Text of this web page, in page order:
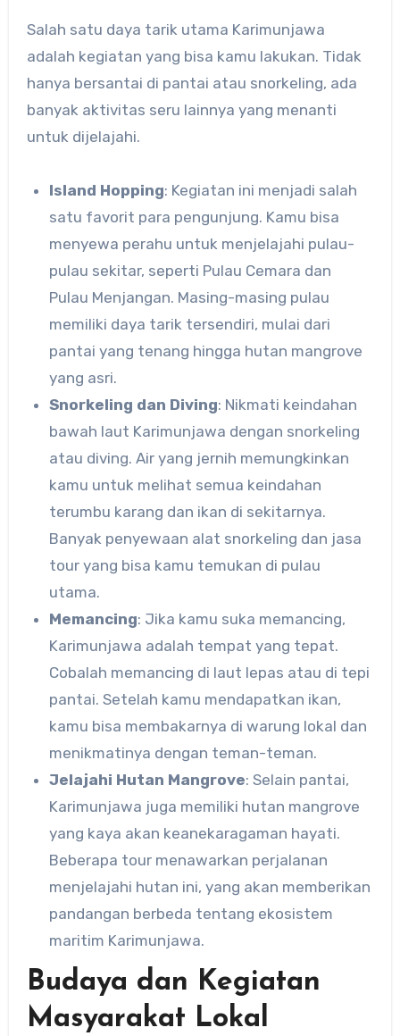
Salah satu daya tarik utama Karimunjawa
adalah kegiatan yang bisa kamu lakukan. Tidak
hanya bersantai di pantai atau snorkeling, ada
banyak aktivitas seru lainnya yang menanti
untuk dijelajahi.
Island Hopping: Kegiatan ini menjadi salah
satu favorit para pengunjung. Kamu bisa
menyewa perahu untuk menjelajahi pulau-
pulau sekitar, seperti Pulau Cemara dan
Pulau Menjangan. Masing-masing pulau
memiliki daya tarik tersendiri, mulai dari
pantai yang tenang hingga hutan mangrove
yang asri.
Snorkeling dan Diving: Nikmati keindahan
bawah laut Karimunjawa dengan snorkeling
atau diving. Air yang jernih memungkinkan
kamu untuk melihat semua keindahan
terumbu karang dan ikan di sekitarnya.
Banyak penyewaan alat snorkeling dan jasa
tour yang bisa kamu temukan di pulau
utama.
Memancing: Jika kamu suka memancing,
Karimunjawa adalah tempat yang tepat.
Cobalah memancing di laut lepas atau di tepi
pantai. Setelah kamu mendapatkan ikan,
kamu bisa membakarnya di warung lokal dan
menikmatinya dengan teman-teman.
Jelajahi Hutan Mangrove: Selain pantai,
Karimunjawa juga memiliki hutan mangrove
yang kaya akan keanekaragaman hayati.
Beberapa tour menawarkan perjalanan
menjelajahi hutan ini, yang akan memberikan
pandangan berbeda tentang ekosistem
maritim Karimunjawa.
Budaya dan Kegiatan
Masyarakat Lokal